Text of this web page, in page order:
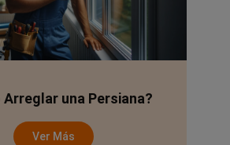
Arreglar una Persiana?
Ver Más